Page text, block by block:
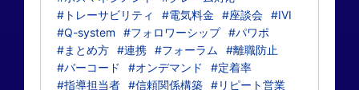
#トレーサビリティ
#電気料金 #座談会 #IVI
#Q-system
#フォロワーシップ #パワポ
#まとめ方 #連携 #フォーラム
#離職防止
#バーコード
#オンデマンド
#定着率
#指導担当者 #信頼関係構築 #リピート営業